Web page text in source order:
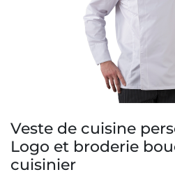
Veste de cuisine
Logo et broderie
cuisinier